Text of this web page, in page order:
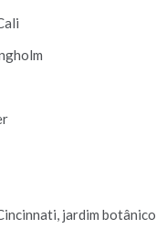
jardim botânico